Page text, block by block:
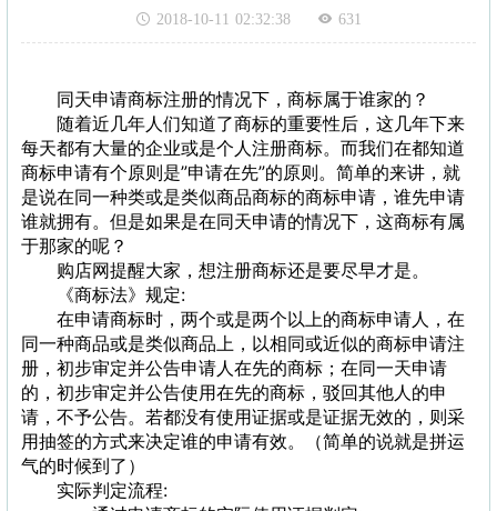
2018-10-11 02:32:38 631
同天申请商标注册的情况下，商标属于谁家的？
随着近几年人们知道了商标的重要性后，这几年下来
每天都有大量的企业或是个人注册商标。而我们在都知道
商标申请有个原则是”申请在先”的原则。简单的来讲，就
是说在同一种类或是类似商品商标的商标申请，谁先申请
谁就拥有。但是如果是在同天申请的情况下，这商标有属
于那家的呢？
购店网提醒大家，想注册商标还是要尽早才是。
《商标法》规定:
在申请商标时，两个或是两个以上的商标申请人，在
同一种商品或是类似商品上，以相同或近似的商标申请注
册，初步审定并公告申请人在先的商标；在同一天申请
的，初步审定并公告使用在先的商标，驳回其他人的申
请，不予公告。若都没有使用证据或是证据无效的，则采
用抽签的方式来决定谁的申请有效。（简单的说就是拼运
气的时候到了）
实际判定流程: